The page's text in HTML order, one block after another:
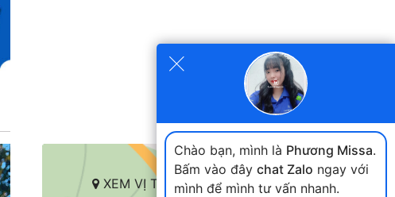
XEM VỊ TRÍ TRÊN BẢN ĐỒ
×
Chào bạn, mình là Phương Missa.
Bấm vào đây chat Zalo ngay với
mình để mình tư vấn nhanh.